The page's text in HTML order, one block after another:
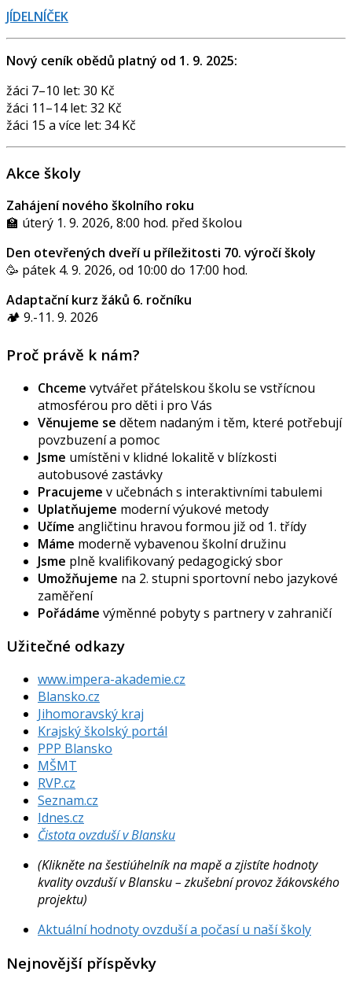
JÍDELNÍČEK
Nový ceník obědů platný od 1. 9. 2025:
žáci 7–10 let: 30 Kč
žáci 11–14 let: 32 Kč
žáci 15 a více let: 34 Kč
Akce školy
Zahájení nového školního roku
🏫 úterý 1. 9. 2026, 8:00 hod. před školou
Den otevřených dveří u příležitosti 70. výročí školy
🥳 pátek 4. 9. 2026, od 10:00 do 17:00 hod.
Adaptační kurz žáků 6. ročníku
🏕️ 9.-11. 9. 2026
Proč právě k nám?
Chceme vytvářet přátelskou školu se vstřícnou
atmosférou pro děti i pro Vás
Věnujeme se dětem nadaným i těm, které potřebují
povzbuzení a pomoc
Jsme umístěni v klidné lokalitě v blízkosti
autobusové zastávky
Pracujeme v učebnách s interaktivními tabulemi
Uplatňujeme moderní výukové metody
Učíme angličtinu hravou formou již od 1. třídy
Máme moderně vybavenou školní družinu
Jsme plně kvalifikovaný pedagogický sbor
Umožňujeme na 2. stupni sportovní nebo jazykové
zaměření
Pořádáme výměnné pobyty s partnery v zahraničí
Užitečné odkazy
www.impera-akademie.cz
Blansko.cz
Jihomoravský kraj
Krajský školský portál
PPP Blansko
MŠMT
RVP.cz
Seznam.cz
Idnes.cz
Čistota ovzduší v Blansku
(Klikněte na šestiúhelník na mapě a zjistíte hodnoty
kvality ovzduší v Blansku – zkušební provoz žákovského
projektu)
Aktuální hodnoty ovzduší a počasí u naší školy
Nejnovější příspěvky